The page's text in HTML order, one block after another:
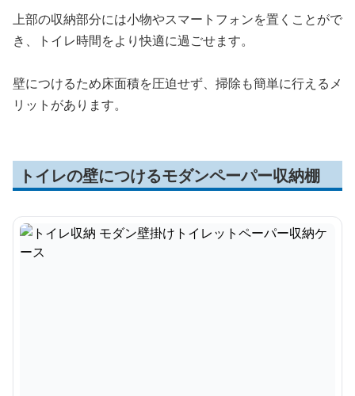
上部の収納部分には小物やスマートフォンを置くことがで
き、トイレ時間をより快適に過ごせます。
壁につけるため床面積を圧迫せず、掃除も簡単に行えるメ
リットがあります。
トイレの壁につけるモダンペーパー収納棚